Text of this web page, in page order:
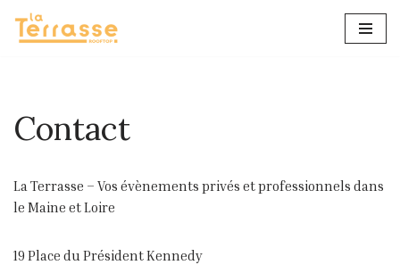
Aller
Contact
La Terrasse – Vos évènements privés et professionnels dans
le Maine et Loire
19 Place du Président Kennedy